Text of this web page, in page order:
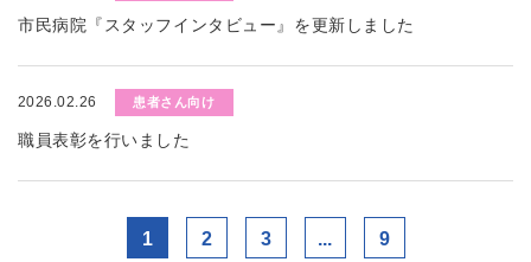
市民病院『スタッフインタビュー』を更新しました
2026.02.26 患者さん向け
職員表彰を行いました
1 2 3 ... 9